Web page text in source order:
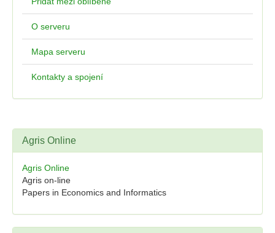
O serveru
Mapa serveru
Kontakty a spojení
Agris Online
Agris Online
Agris on-line
Papers in Economics and Informatics